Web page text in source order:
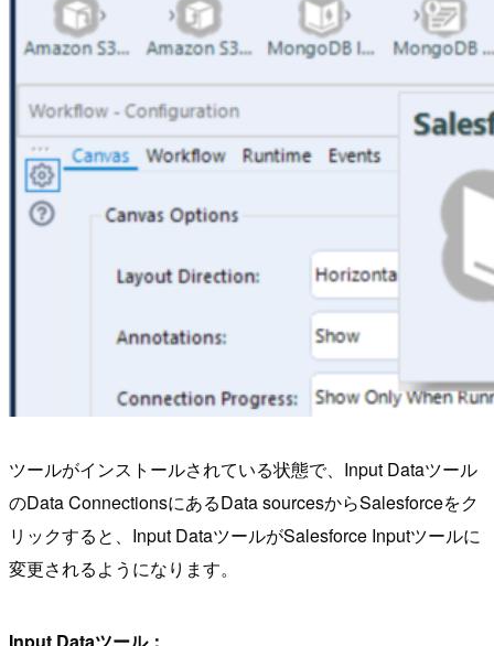
ツールがインストールされている状態で、Input Dataツール
のData ConnectionsにあるData sourcesからSalesforceをク
リックすると、Input DataツールがSalesforce Inputツールに
変更されるようになります。